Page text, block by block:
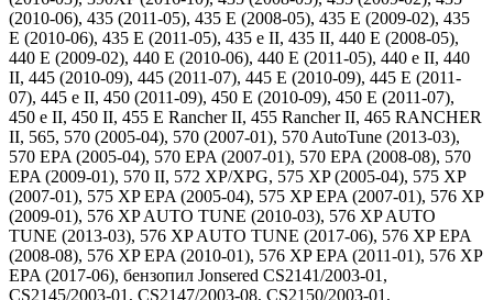
(2010-06), 435 (2011-05), 435 E (2008-05), 435 E (2009-02), 435
E (2010-06), 435 E (2011-05), 435 e II, 435 II, 440 E (2008-05),
440 E (2009-02), 440 E (2010-06), 440 E (2011-05), 440 e II, 440
II, 445 (2010-09), 445 (2011-07), 445 E (2010-09), 445 E (2011-
07), 445 e II, 450 (2011-09), 450 E (2010-09), 450 E (2011-07),
450 e II, 450 II, 455 E Rancher II, 455 Rancher II, 465 RANCHER
II, 565, 570 (2005-04), 570 (2007-01), 570 AutoTune (2013-03),
570 EPA (2005-04), 570 EPA (2007-01), 570 EPA (2008-08), 570
EPA (2009-01), 570 II, 572 XP/XPG, 575 XP (2005-04), 575 XP
(2007-01), 575 XP EPA (2005-04), 575 XP EPA (2007-01), 576 XP
(2009-01), 576 XP AUTO TUNE (2010-03), 576 XP AUTO
TUNE (2013-03), 576 XP AUTO TUNE (2017-06), 576 XP EPA
(2008-08), 576 XP EPA (2010-01), 576 XP EPA (2011-01), 576 XP
EPA (2017-06), бензопил Jonsered CS2141/2003-01,
CS2145/2003-01, CS2147/2003-08, CS2150/2003-01,